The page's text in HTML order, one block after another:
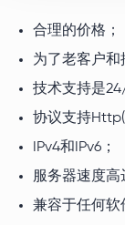
合理的价格；
为了老客户和
技术支持是24/
协议支持
IPv4和IPv6；
服务器速度高
兼容于任何软